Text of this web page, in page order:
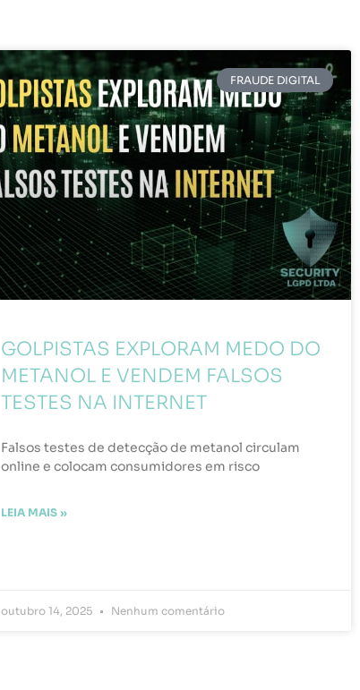
FRAUDE DIGITAL
GOLPISTAS EXPLORAM MEDO DO
METANOL E VENDEM FALSOS
TESTES NA INTERNET
Falsos testes de detecção de metanol circulam
online e colocam consumidores em risco
LEIA MAIS »
outubro 14, 2025 Nenhum comentário